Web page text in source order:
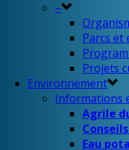
–
Parcs et
Projets
Environnement
Informations
Agrile
Eau